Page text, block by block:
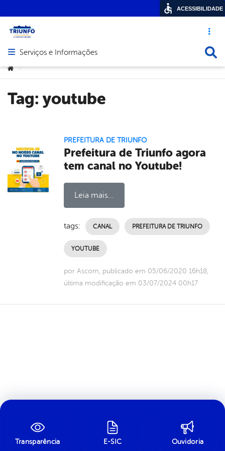
Acesso
Abrir menu principal de navegação
Serviços e Informações
Você está aqui:
>
Tag: youtube
PREFEITURA DE TRIUNFO
Prefeitura de Triunfo agora
tem canal no Youtube!
Leia mais...
tags: CANAL PREFEITURA DE TRIUNFO
YOUTUBE
por Ascom, publicado em 05/06/2020 16h18,
última modificação em 03/07/2024 00h17
Transparência E-SIC Ouvidoria
ACESSIBILIDADE